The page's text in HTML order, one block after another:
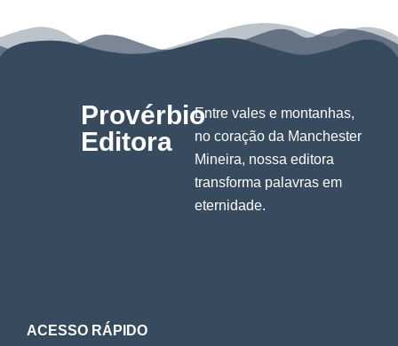
Provérbio
Editora
Entre vales e montanhas,
no coração da Manchester
Mineira, nossa editora
transforma palavras em
eternidade.
ACESSO RÁPIDO